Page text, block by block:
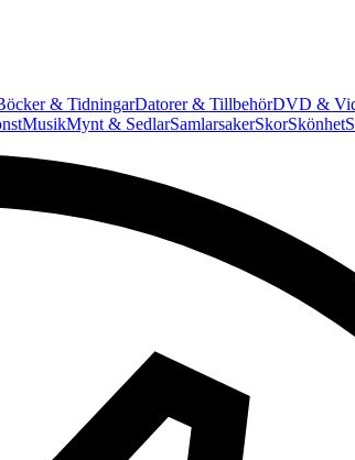
& TidningarDatorer & TillbehörDVD &
MusikMynt & SedlarSamlarsakerSkorSkönhet